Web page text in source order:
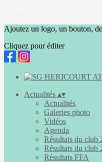
Ajoutez un logo, un bouton,
Cliquez pour éditer
Actualités ▴▾
Actualités
Galeries photo
Vidéos
Agenda
Résultats du club
Résultats du club
Résultats FFA